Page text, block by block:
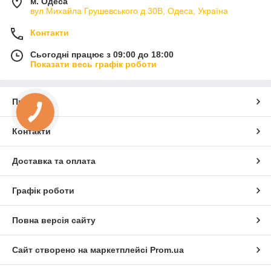
вул.Михайла Грушевського д.30В, Одеса, Україна
Контакти
Сьогодні працює з 09:00 до 18:00
Показати весь графік роботи
Про нас
Контакти
Доставка та оплата
Графік роботи
Повна версія сайту
Сайт створено на маркетплейсі Prom.ua
КНОПКА
ЗВ'ЯЗКУ